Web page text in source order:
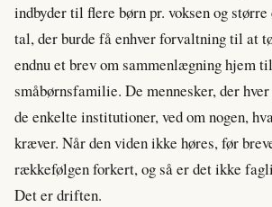
indbyder til flere børn pr. voksen og
tal, der burde få enhver forvaltning til at
endnu et brev om sammenlægning hjem
småbørnsfamilie. De mennesker, der
de enkelte institutioner, ved om nogen,
kræver. Når den viden ikke høres, før
rækkefølgen forkert, og så er det ikke
Det er driften.